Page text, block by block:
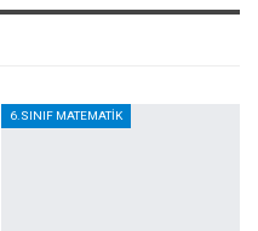
6.SINIF MATEMATIK